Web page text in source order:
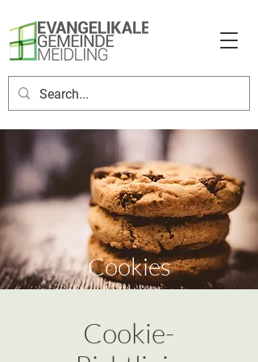
Cookies
Cookie-